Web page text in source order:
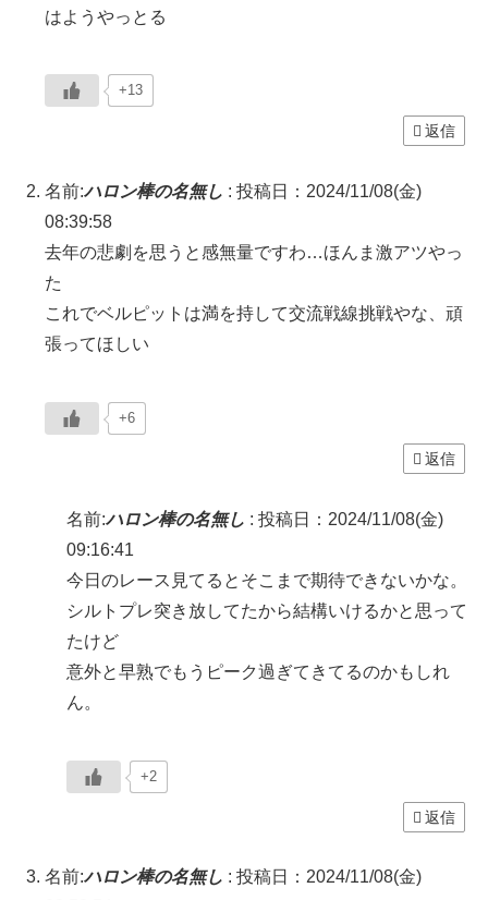
はようやっとる
+13
返信
名前:ハロン棒の名無し : 投稿日：2024/11/08(金)
08:39:58
去年の悲劇を思うと感無量ですわ…ほんま激アツやっ
た
これでベルピットは満を持して交流戦線挑戦やな、頑
張ってほしい
+6
返信
名前:ハロン棒の名無し : 投稿日：2024/11/08(金)
09:16:41
今日のレース見てるとそこまで期待できないかな。
シルトプレ突き放してたから結構いけるかと思って
たけど
意外と早熟でもうピーク過ぎてきてるのかもしれ
ん。
+2
返信
名前:ハロン棒の名無し : 投稿日：2024/11/08(金)